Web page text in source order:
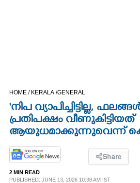
CINEMA
OPINION
PHOTOS
LIFESTYLE
HOME / KERALA /GENERAL
'നിപ വ്യാപിച്ചിട്ടില്ല,
പ്രതിപക്ഷം വീണുകിട്ടിയത്
ആയുധമാക്കുന്നുവെന്ന്
Share
2 MIN READ
PUBLISHED: JUNE 13, 2026 10:38 AM IST